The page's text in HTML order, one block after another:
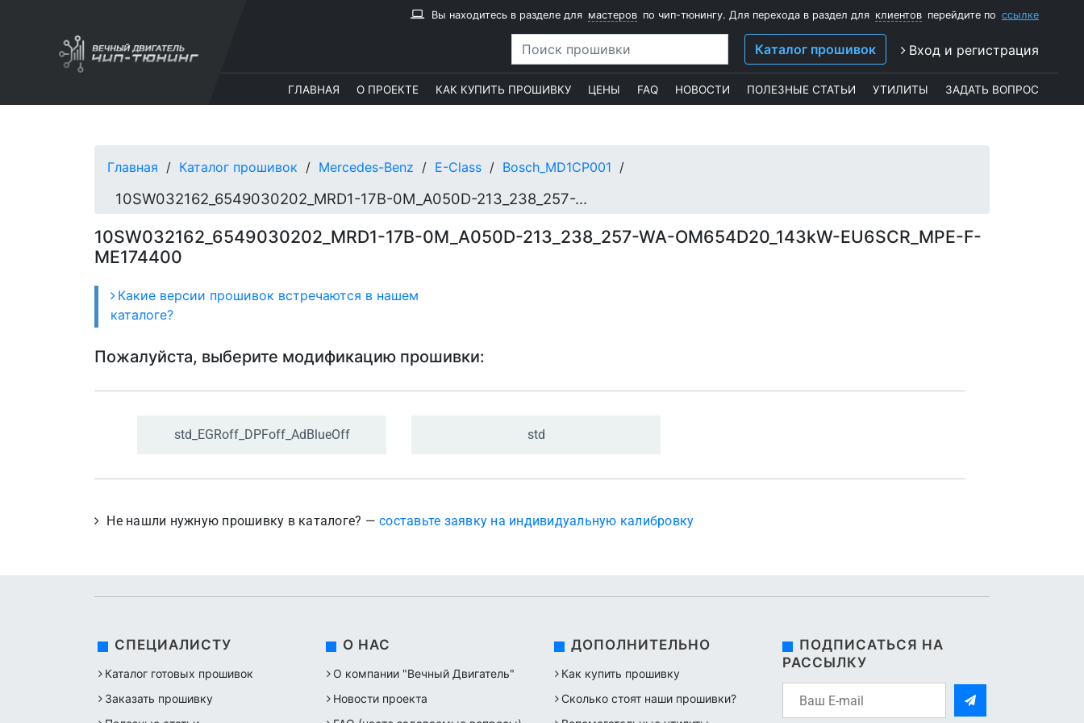
Вы находитесь в разделе для мастеров по чип-тюнингу. Для перехода в раздел для клиентов перейдите по ссылке
Каталог прошивок Вход и регистрация
ГЛАВНАЯ О ПРОЕКТЕ КАК КУПИТЬ ПРОШИВКУ ЦЕНЫ FAQ НОВОСТИ ПОЛЕЗНЫЕ СТАТЬИ УТИЛИТЫ ЗАДАТЬ ВОПРОС
Главная Каталог прошивок Mercedes-Benz E-Class Bosch_MD1CP001
10SW032162_6549030202_MRD1-17B-0M_A050D-213_238_257-WA-OM654D20_143kW-EU6SCR_MPE-F-ME174400
10SW032162_6549030202_MRD1-17B-0M_A050D-213_238_257-WA-OM654D20_143kW-EU6SCR_MPE-F-
ME174400
Какие версии прошивок встречаются в нашем
каталоге?
Пожалуйста, выберите модификацию прошивки:
std_ EGRoff_ DPFoff_ AdBlueOff std
Не нашли нужную прошивку в каталоге? — составьте заявку на индивидуальную калибровку
СПЕЦИАЛИСТУ
Каталог готовых прошивок
Заказать прошивку
О НАС
О компании "Вечный Двигатель"
Новости проекта
ДОПОЛНИТЕЛЬНО
Как купить прошивку
Сколько стоят наши прошивки?
ПОДПИСАТЬСЯ НА
РАССЫЛКУ